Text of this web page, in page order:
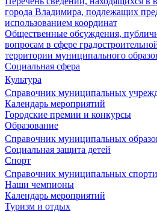
города Владимира, подлежащих
использованием координат
Общественные обсуждения,
вопросам в сфере
территории муниципального
Социальная сфера
Культура
Справочник муниципальных
Календарь мероприятий
Городские премии и конкурсы
Образование
Справочник муниципальных
Социальная защита детей
Спорт
Справочник муниципальных
Наши чемпионы
Календарь мероприятий
Туризм и отдых